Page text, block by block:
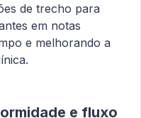
de trecho para
em notas
e melhorando a
e fluxo